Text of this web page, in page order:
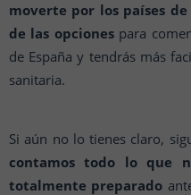
moverte por los países
de las opcionespara
de España y tendrás más
sanitaria.
Si aún no lo tienes claro,
contamos todo lo que
totalmente preparado